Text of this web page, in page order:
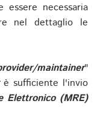
necessaria
nel dettaglio le
maintainer"
sufficiente l'invio
Elettronico (MRE)